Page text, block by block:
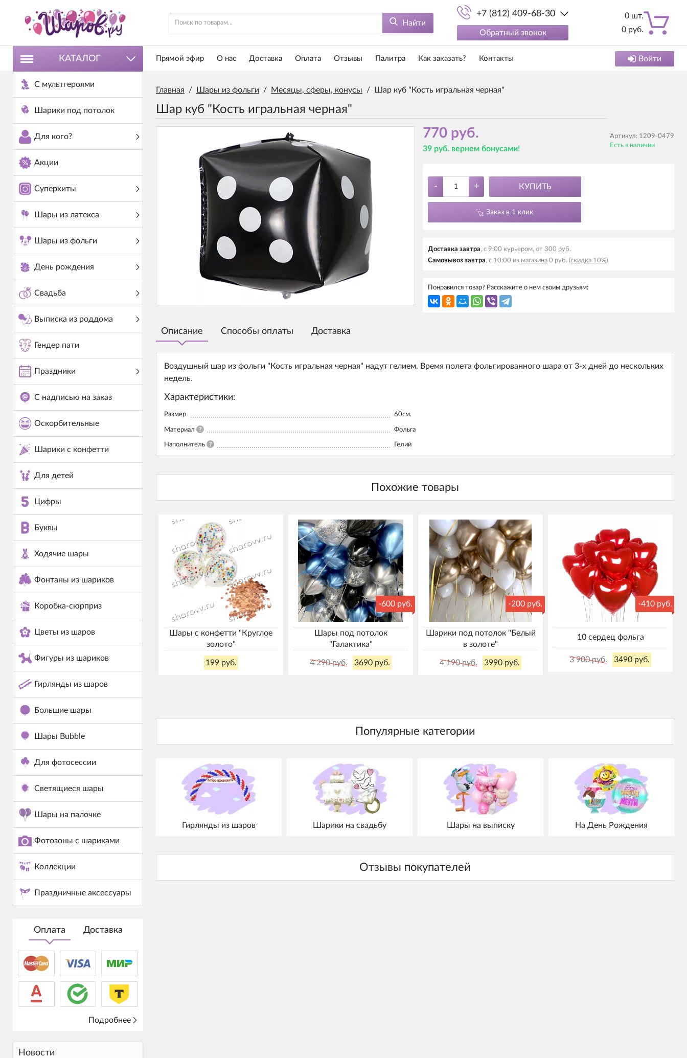
Найти
+7 (812) 409-68-30
Обратный звонок
0 шт.
0 руб.
КАТАЛОГ
С мультгероями
Шарики под потолок
Для кого?
Акции
Суперхиты
Шары из латекса
Шары из фольги
День рождения
Свадьба
Выписка из роддома
Гендер пати
Праздники
С надписью на заказ
Оскорбительные
Шарики с конфетти
Для детей
Цифры
Буквы
Ходячие шары
Фонтаны из шариков
Коробка-сюрприз
Цветы из шаров
Фигуры из шариков
Гирлянды из шаров
Большие шары
Шары Bubble
Для фотосессии
Светящиеся шары
Шары на палочке
Фотозоны с шариками
Коллекции
Праздничные аксессуары
Оплата Доставка
Подробнее
Новости
Прямой эфир О нас Доставка Оплата Отзывы Палитра Как заказать? Контакты Войти
Главная / Шары из фольги / Месяцы, сферы, конусы / Шар куб "Кость игральная черная"
Шар куб "Кость игральная черная"
770 руб.
39 руб. вернем бонусами!
Артикул: 1209-0479
Есть в наличии
- + КУПИТЬ
Заказ в 1 клик
Доставка завтра, с 9:00 курьером, от 300 руб.
Самовывоз завтра, с 10:00 из магазина 0 руб. (скидка 10%)
Понравился товар? Расскажите о нем своим друзьям:
Описание Способы оплаты Доставка
Воздушный шар из фольги "Кость игральная черная" надут гелием. Время полета фольгированного шара от 3-х дней до нескольких
недель.
Характеристики:
Размер 60см.
Материал ? Фольга
Наполнитель ? Гелий
Шары с конфетти "Круглое
золото"
199 руб.
-600 руб.
Шары под потолок
"Галактика"
4 290 руб. 3690 руб.
-200 руб.
Шарики под потолок "Белый
в золоте"
4 190 руб. 3990 руб.
-410 руб.
10 сердец фольга
3 900 руб. 3490 руб.
Гирлянды из шаров Шарики на свадьбу Шары на выписку На День Рождения